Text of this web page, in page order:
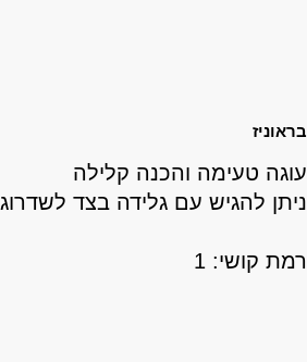
בראוניז
עוגה טעימה והכנה קלילה
ניתן להגיש עם גלידה בצד לשדרוג
רמת קושי: 1